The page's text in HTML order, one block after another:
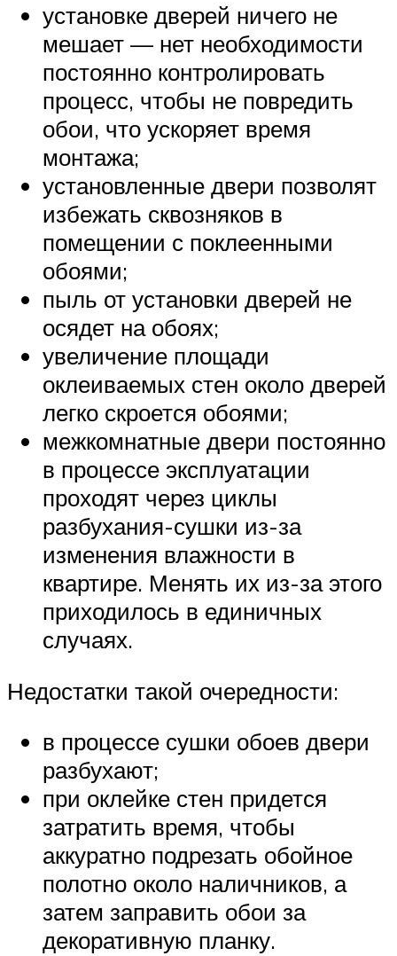
установке дверей ничего не
мешает — нет необходимости
постоянно контролировать
процесс, чтобы не повредить
обои, что ускоряет время
монтажа;
установленные двери позволят
избежать сквозняков в
помещении с поклеенными
обоями;
пыль от установки дверей не
осядет на обоях;
увеличение площади
оклеиваемых стен около дверей
легко скроется обоями;
межкомнатные двери постоянно
в процессе эксплуатации
проходят через циклы
разбухания-сушки из-за
изменения влажности в
квартире. Менять их из-за этого
приходилось в единичных
случаях.
Недостатки такой очередности:
в процессе сушки обоев двери
разбухают;
при оклейке стен придется
затратить время, чтобы
аккуратно подрезать обойное
полотно около наличников, а
затем заправить обои за
декоративную планку.